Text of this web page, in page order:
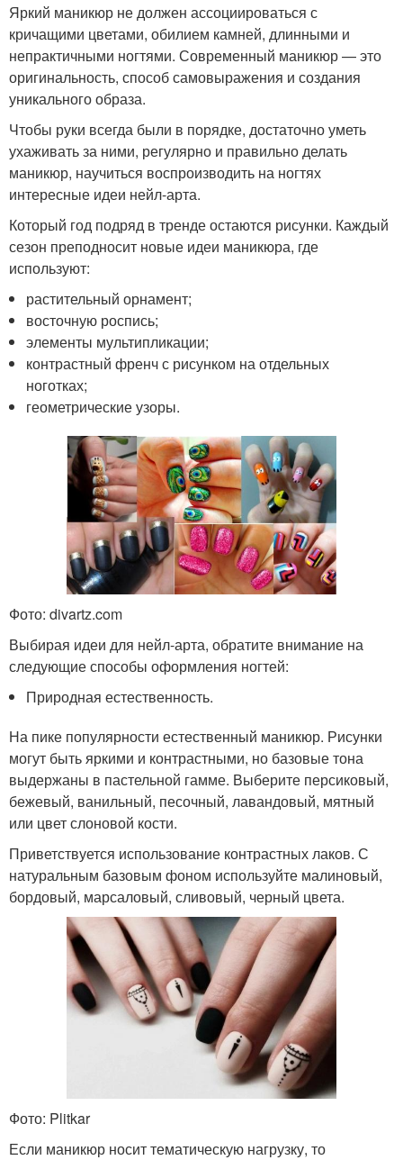
Яркий маникюр не должен ассоциироваться с
кричащими цветами, обилием камней, длинными и
непрактичными ногтями. Современный маникюр — это
оригинальность, способ самовыражения и создания
уникального образа.
Чтобы руки всегда были в порядке, достаточно уметь
ухаживать за ними, регулярно и правильно делать
маникюр, научиться воспроизводить на ногтях
интересные идеи нейл-арта.
Который год подряд в тренде остаются рисунки. Каждый
сезон преподносит новые идеи маникюра, где
используют:
растительный орнамент;
восточную роспись;
элементы мультипликации;
контрастный френч с рисунком на отдельных
ноготках;
геометрические узоры.
Фото: divartz.com
Выбирая идеи для нейл-арта, обратите внимание на
следующие способы оформления ногтей:
Природная естественность.
На пике популярности естественный маникюр. Рисунки
могут быть яркими и контрастными, но базовые тона
выдержаны в пастельной гамме. Выберите персиковый,
бежевый, ванильный, песочный, лавандовый, мятный
или цвет слоновой кости.
Приветствуется использование контрастных лаков. С
натуральным базовым фоном используйте малиновый,
бордовый, марсаловый, сливовый, черный цвета.
Фото: Plitkar
Если маникюр носит тематическую нагрузку, то